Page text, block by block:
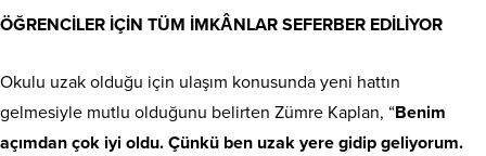
ÖĞRENCİLER İÇİN TÜM İMKÂNLAR SEFERBER EDİLİYOR
Okulu uzak olduğu için ulaşım konusunda yeni hattın
gelmesiyle mutlu olduğunu belirten Zümre Kaplan, “Benim
açımdan çok iyi oldu. Çünkü ben uzak yere gidip geliyorum.